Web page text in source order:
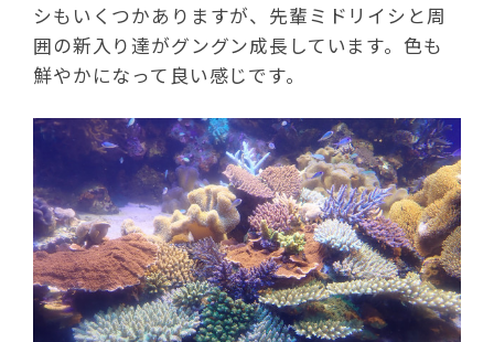
シもいくつかありますが、先輩ミドリイシと周
囲の新入り達がグングン成長しています。色も
鮮やかになって良い感じです。